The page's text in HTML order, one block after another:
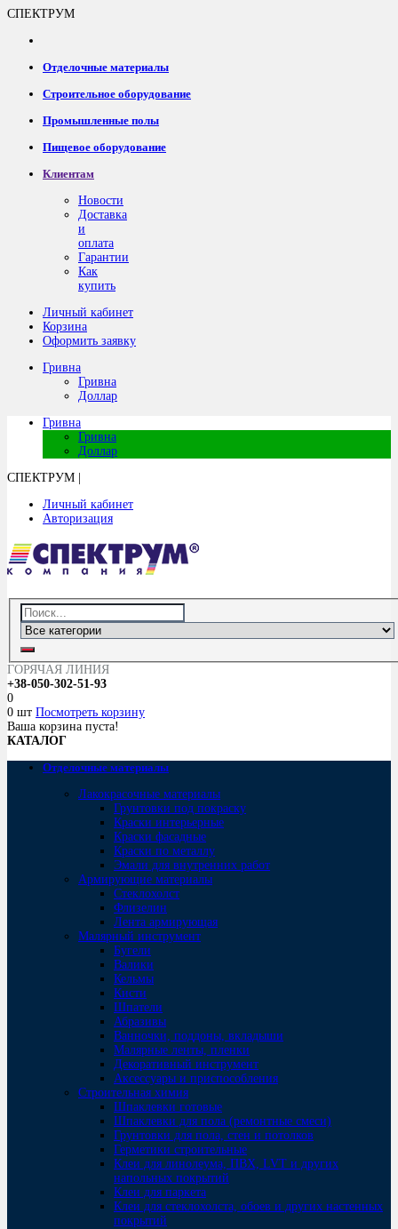
СПЕКТРУМ
Отделочные материалы
Строительное оборудование
Промышленные полы
Пищевое оборудование
Клиентам
Новости
Доставка
и
оплата
Гарантии
Как
купить
Личный кабинет
Корзина
Оформить заявку
Гривна
Гривна
Доллар
Гривна
Гривна
Доллар
СПЕКТРУМ
Личный кабинет
Авторизация
ГОРЯЧАЯ ЛИНИЯ
+38-050-302-51-93
0
0 шт Посмотреть корзину
Ваша корзина пуста!
КАТАЛОГ
Отделочные материалы
Лакокрасочные материалы
Грунтовки под покраску
Краски интерьерные
Краски фасадные
Краски по металлу
Эмали для внутренних работ
Армирующие материалы
Стеклохолст
Флизелин
Лента армирующая
Малярный инструмент
Бугели
Валики
Кельмы
Кисти
Шпатели
Абразивы
Ванночки, поддоны, вкладыши
Малярные ленты, пленки
Декоративный инструмент
Аксессуары и приспособления
Строительная химия
Шпаклевки готовые
Шпаклевки для пола (ремонтные смеси)
Грунтовки для пола, стен и потолков
Герметики строительные
Клеи для линолеума, ПВХ, LVT и других
напольных покрытий
Клеи для паркета
Клеи для стеклохолста, обоев и других настенных
покрытий